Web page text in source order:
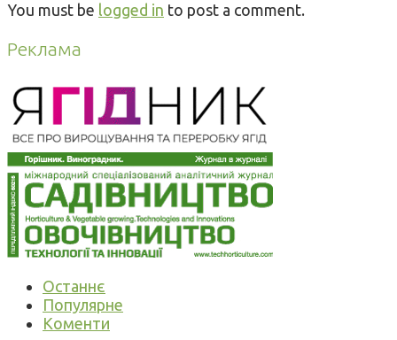
You must be logged in to post a comment.
Реклама
Останнє
Популярне
Коменти